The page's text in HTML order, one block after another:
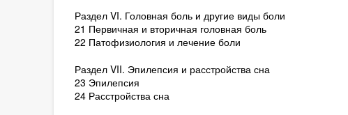
Раздел VI. Головная боль и другие виды боли
21 Первичная и вторичная головная боль
22 Патофизиология и лечение боли
Раздел VII. Эпилепсия и расстройства сна
23 Эпилепсия
24 Расстройства сна